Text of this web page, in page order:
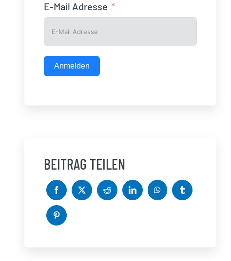
E-Mail Adresse
Anmelden
BEITRAG TEILEN